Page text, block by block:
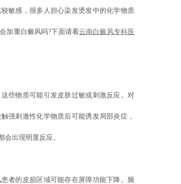
较敏感，很多人担心染发烫发中的化学物质
加重白癜风吗?下面请看云南白癜风专科医
物质可能引发皮肤过敏或刺激反应。对
强刺激性化学物质后可能诱发局部炎症，
出现明显反应。
的皮损区域可能存在屏障功能下降。频